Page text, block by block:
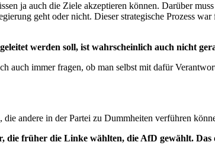
ja auch die Ziele akzeptieren können. Darüber
geht oder nicht. Dieser strategische Prozess
werden soll, ist wahrscheinlich auch nicht
auch immer fragen, ob man selbst mit dafür
andere in der Partei zu Dummheiten verführen
die früher die Linke wählten, die AfD gewählt.